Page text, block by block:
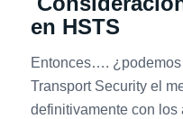
en HSTS
Entonces….
Transport Security el
definitivamente con los